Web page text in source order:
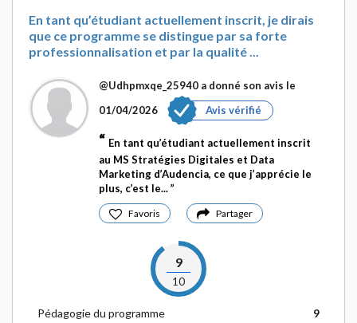
En tant qu’étudiant actuellement inscrit, je dirais
que ce programme se distingue par sa forte
professionnalisation et par la qualité ...
@Udhpmxqe_25940 a donné son avis le
01/04/2026
Avis vérifié
En tant qu’étudiant actuellement inscrit
au MS Stratégies Digitales et Data
Marketing d’Audencia, ce que j’apprécie le
plus, c’est le...
Favoris Partager
9
10
Pédagogie du programme
9